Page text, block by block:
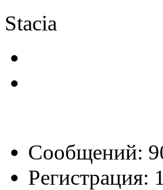
Stacia
Сообщений:
Регистрация: